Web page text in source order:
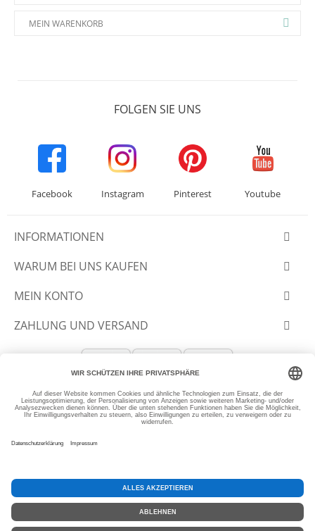
MEIN WARENKORB
FOLGEN SIE UNS
Facebook Instagram Pinterest Youtube
INFORMATIONEN
WARUM BEI UNS KAUFEN
MEIN KONTO
ZAHLUNG UND VERSAND
© 2012-2026 SLANTASTOFFE.DE
* Alle Preise inkl. MwSt, zzgl.Versand